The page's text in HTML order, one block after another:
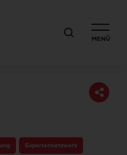
MENÜ
Expertennetzwerk